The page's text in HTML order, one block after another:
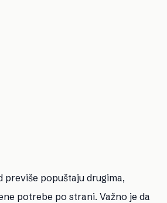
previše popuštaju drugima,
potrebe po strani. Važno je da